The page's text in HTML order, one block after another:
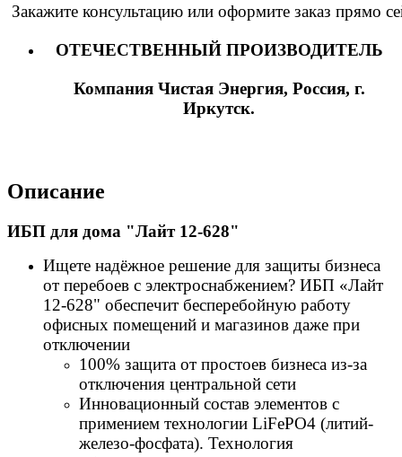
Закажите консультацию или оформите заказ прямо
ОТЕЧЕСТВЕННЫЙ ПРОИЗВОДИТЕЛЬ
Компания Чистая Энергия, Россия, г.
Иркутск.
Описание
ИБП для дома "Лайт 12-628"
Ищете надёжное решение для защиты бизнеса
от перебоев с электроснабжением? ИБП «Лайт
12-628" обеспечит бесперебойную работу
офисных помещений и магазинов даже при
отключении
100% защита от простоев бизнеса из-за
отключения центральной сети
Инновационный состав элементов с
примением технологии LiFePO4 (литий-
железо-фосфата). Технология